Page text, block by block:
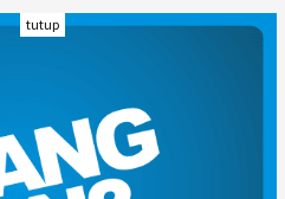
REDAKSI
DISCLAIMER
KONTAK KAMI
tutup